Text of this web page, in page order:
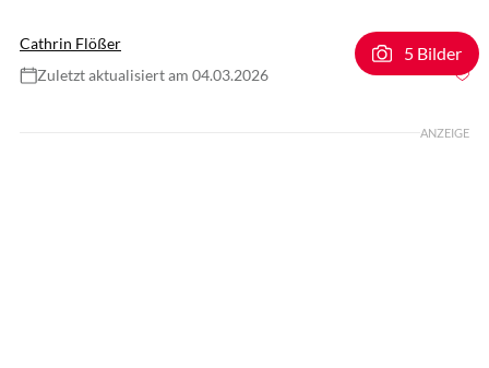
Cathrin Flößer
Zuletzt aktualisiert am 04.03.2026
5 Bilder
ANZEIGE